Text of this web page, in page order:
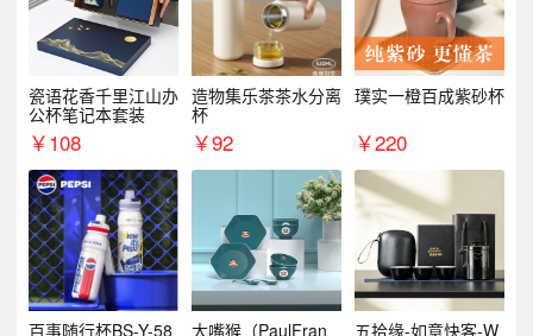
瓷语花香千里江山办
公杯笔记本套装
￥108
造物集乐茶茶水分离
杯
￥92
璞实一橙百成紫砂杯
￥220
百事随行杯BS-Y-58 大嘴猴（PaulFran 五拾缘-如意快客-W